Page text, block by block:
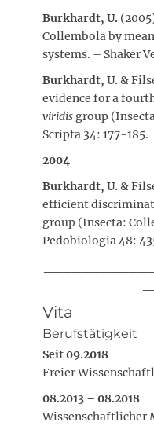
Burkhardt, U.
Collembola by
systems. – Shaker
Burkhardt, U. &
evidence for a
viridis group
Scripta 34: 177-185.
2004
Burkhardt, U. &
efficient
group (Insecta:
Pedobiologia 48:
Vita
Berufstätigkeit
Seit 09.2018
Freier
08.2013 – 08.2018
Wissenschaftlicher